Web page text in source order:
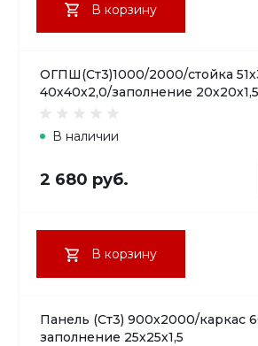
В корзину
ОГПШ(Ст3)1000/2000/стойка
40х40х2,0/заполнение 20х20х1,5
В наличии
2 680 руб.
В корзину
Панель (Ст3) 900х2000/каркас
заполнение 25х25х1,5